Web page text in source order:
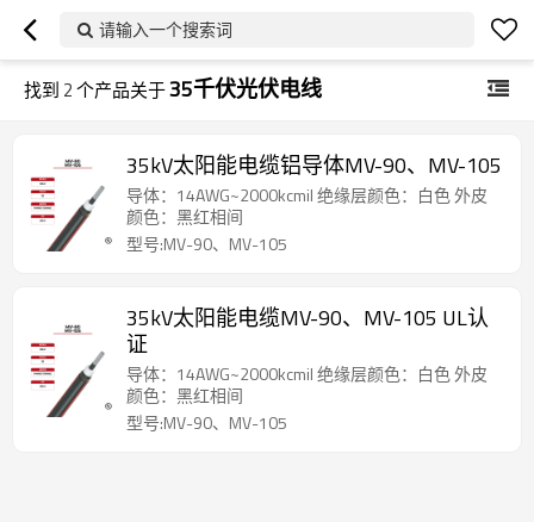
请输入一个搜索词
找到 2个产品关于35千伏光伏电线
35kV太阳能电缆铝导体MV-90、MV-105
导体：14AWG~2000kcmil 绝缘层颜色：白色 外皮
颜色：黑红相间
型号:MV-90、MV-105
35kV太阳能电缆MV-90、MV-105 UL认
证
导体：14AWG~2000kcmil 绝缘层颜色：白色 外皮
颜色：黑红相间
型号:MV-90、MV-105